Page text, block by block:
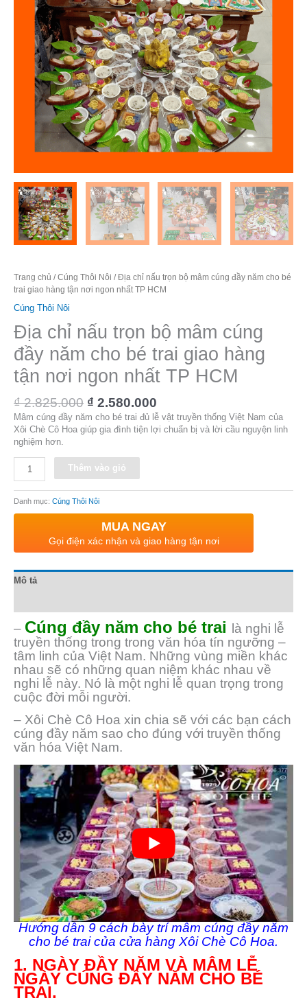
Trang chủ /Cúng Thôi Nôi / Địa chỉ nấu trọn bộ mâm cúng đầy năm cho bé
trai giao hàng tận nơi ngon nhất TP HCM
Cúng Thôi Nôi
Địa chỉ nấu trọn bộ mâm cúng
đầy năm cho bé trai giao hàng
tận nơi ngon nhất TP HCM
₫2.825.000 ₫ 2.580.000
Mâm cúng đầy năm cho bé trai đủ lễ vật truyền thống Việt Nam của
Xôi Chè Cô Hoa giúp gia đình tiện lợi chuẩn bị và lời cầu nguyện linh
nghiệm hơn.
Thêm vào giỏ
Danh mục: Cúng Thôi Nôi
MUA NGAY
Gọi điện xác nhận và giao hàng tận nơi
Mô tả
– Cúng đầy năm cho bé trai là nghi lễ
truyền thống trong trong văn hóa tín ngưỡng –
tâm linh của Việt Nam. Những vùng miền khác
nhau sẽ có những quan niệm khác nhau về
nghi lễ này. Nó là một nghi lễ quan trọng trong
cuộc đời mỗi người.
– Xôi Chè Cô Hoa xin chia sẽ với các bạn cách
cúng đầy năm sao cho đúng với truyền thống
văn hóa Việt Nam.
Hướng dẫn 9 cách bày trí mâm cúng đầy năm
cho bé trai của cửa hàng Xôi Chè Cô Hoa.
1. NGÀY ĐẦY NĂM VÀ MÂM LỄ
NGÀY CÚNG ĐẦY NĂM CHO BÉ
TRAI.